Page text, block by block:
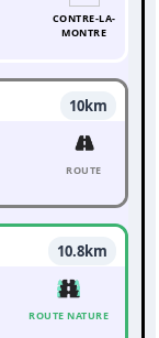
CONTRE-LA-
MONTRE
10km
ROUTE
10.8km
ROUTE NATURE